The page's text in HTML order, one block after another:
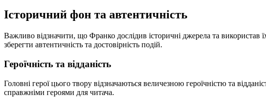
Історичний фон та автентичність
Важливо відзначити, що Франко дослідив історичні джерела та використав
зберегти автентичність та достовірність подій.
Героїчність та відданість
Головні герої цього твору відзначаються величезною героїчністю та
справжніми героями для читача.